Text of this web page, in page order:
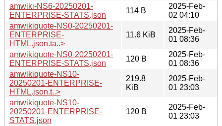
amwiki-NS6-20250201-
ENTERPRISE-STATS.json
114 B
2025-Feb-
02 04:10
amwikiquote-NS0-20250201-
ENTERPRISE-
HTML.json.ta..>
11.6 KiB
2025-Feb-
01 08:36
amwikiquote-NS0-20250201-
ENTERPRISE-STATS.json
120 B
2025-Feb-
01 08:36
amwikiquote-NS10-
20250201-ENTERPRISE-
HTML.json.t..>
219.8
KiB
2025-Feb-
01 23:03
amwikiquote-NS10-
20250201-ENTERPRISE-
STATS.json
120 B
2025-Feb-
01 23:03